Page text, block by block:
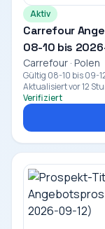
Aktiv
Carrefour
08-10 bis
Carrefour · Polen
Gültig 08-10 bis 09-
Aktualisiert vor 12
Verifiziert